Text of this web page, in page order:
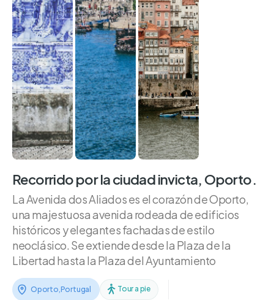
Recorrido por la ciudad invicta, Oporto.
La Avenida dos Aliados es el corazón de Oporto,
una majestuosa avenida rodeada de edificios
históricos y elegantes fachadas de estilo
neoclásico. Se extiende desde la Plaza de la
Libertad hasta la Plaza del Ayuntamiento
Oporto,Portugal Tour a pie